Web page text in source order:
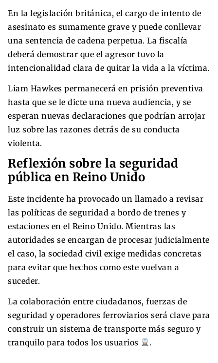
En la legislación británica, el cargo de intento de
asesinato es sumamente grave y puede conllevar
una sentencia de cadena perpetua. La fiscalía
deberá demostrar que el agresor tuvo la
intencionalidad clara de quitar la vida a la víctima.
Liam Hawkes permanecerá en prisión preventiva
hasta que se le dicte una nueva audiencia, y se
esperan nuevas declaraciones que podrían arrojar
luz sobre las razones detrás de su conducta
violenta.
Reflexión sobre la seguridad
pública en Reino Unido
Este incidente ha provocado un llamado a revisar
las políticas de seguridad a bordo de trenes y
estaciones en el Reino Unido. Mientras las
autoridades se encargan de procesar judicialmente
el caso, la sociedad civil exige medidas concretas
para evitar que hechos como este vuelvan a
suceder.
La colaboración entre ciudadanos, fuerzas de
seguridad y operadores ferroviarios será clave para
construir un sistema de transporte más seguro y
tranquilo para todos los usuarios
.